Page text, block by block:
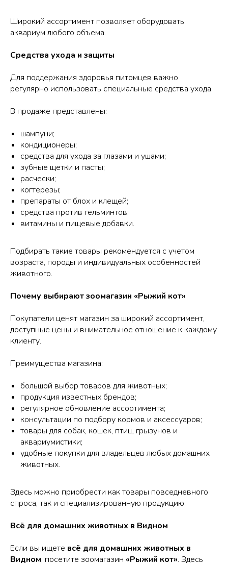
Широкий ассортимент позволяет оборудовать
аквариум любого объема.
Средства ухода и защиты
Для поддержания здоровья питомцев важно
регулярно использовать специальные средства ухода.
В продаже представлены:
шампуни;
кондиционеры;
средства для ухода за глазами и ушами;
зубные щетки и пасты;
расчески;
когтерезы;
препараты от блох и клещей;
средства против гельминтов;
витамины и пищевые добавки.
Подбирать такие товары рекомендуется с учетом
возраста, породы и индивидуальных особенностей
животного.
Почему выбирают зоомагазин «Рыжий кот»
Покупатели ценят магазин за широкий ассортимент,
доступные цены и внимательное отношение к каждому
клиенту.
Преимущества магазина:
большой выбор товаров для животных;
продукция известных брендов;
регулярное обновление ассортимента;
консультации по подбору кормов и аксессуаров;
товары для собак, кошек, птиц, грызунов и
аквариумистики;
удобные покупки для владельцев любых домашних
животных.
Здесь можно приобрести как товары повседневного
спроса, так и специализированную продукцию.
Всё для домашних животных в Видном
Если вы ищете всё для домашних животных в
Видном, посетите зоомагазин «Рыжий кот». Здесь